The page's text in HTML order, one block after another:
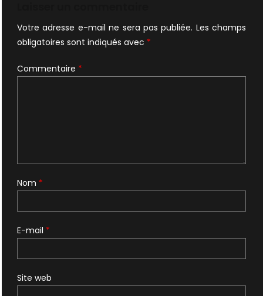
Votre adresse e-mail ne sera pas publiée. Les champs
obligatoires sont indiqués avec *
Commentaire *
Nom *
E-mail *
Site web